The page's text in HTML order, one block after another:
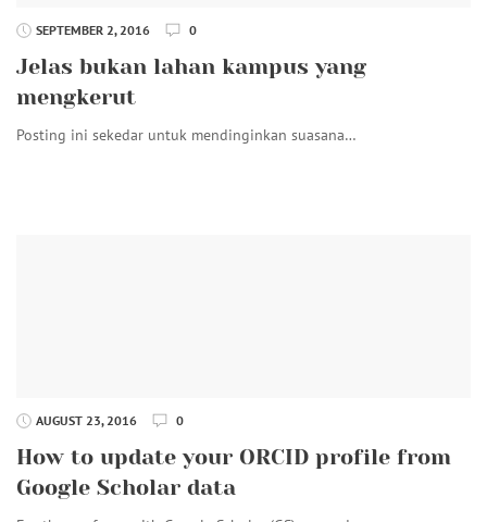
SEPTEMBER 2, 2016 0
Jelas bukan lahan kampus yang
mengkerut
Posting ini sekedar untuk mendinginkan suasana…
AUGUST 23, 2016 0
How to update your ORCID profile from
Google Scholar data